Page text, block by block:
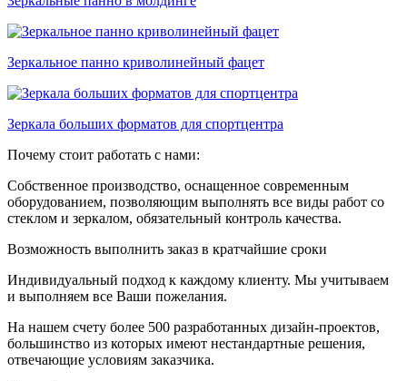
Зеркальное панно криволинейный фацет
Зеркала больших форматов для спортцентра
Почему стоит работать с нами:
Собственное производство, оснащенное современным
оборудованием, позволяющим выполнять все виды работ со
стеклом и зеркалом, обязательный контроль качества.
Возможность выполнить заказ в кратчайшие сроки
Индивидуальный подход к каждому клиенту. Мы учитываем
и выполняем все Ваши пожелания.
На нашем счету более 500 разработанных дизайн-проектов,
большинство из которых имеют нестандартные решения,
отвечающие условиям заказчика.